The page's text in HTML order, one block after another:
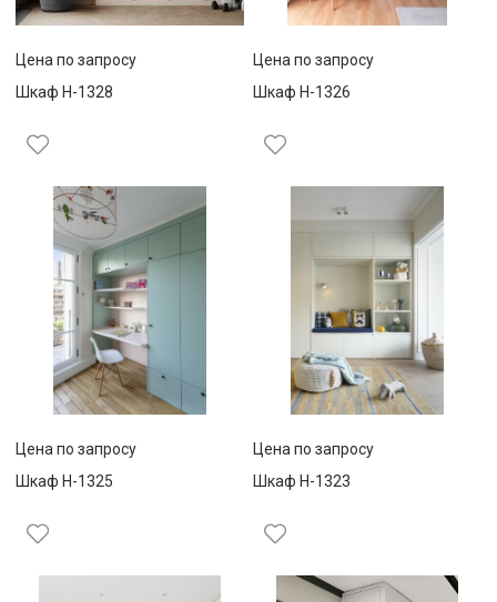
Цена по запросу
Шкаф Н-1328
Цена по запросу
Шкаф Н-1326
Цена по запросу
Шкаф Н-1325
Цена по запросу
Шкаф Н-1323